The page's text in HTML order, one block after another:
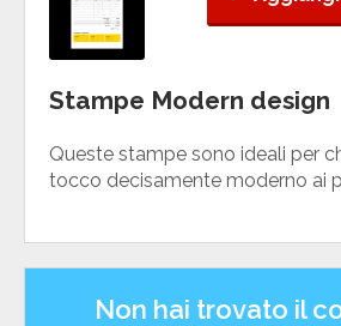
Stampe Modern design
Queste stampe sono ideali per
tocco decisamente moderno ai
Non hai trovato il